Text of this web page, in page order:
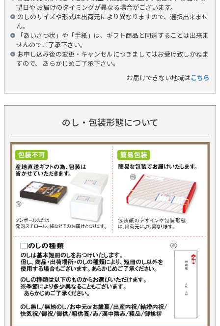
望日や お届けのタイミングが異なる場合がございます。
のしのサイズや形式は出荷元により異なりますので、選択出来ませ
ん。
「あいさつ状」や「手紙」は、ギフト商品と同送することは出来ま
せんのでご了承下さい。
お申し込み後の変更・キャンセルにつきましてはお受け致しかねま
すので、 あらかじめご了承下さい。
お届けできない地域はこちら
のし・包装形態について